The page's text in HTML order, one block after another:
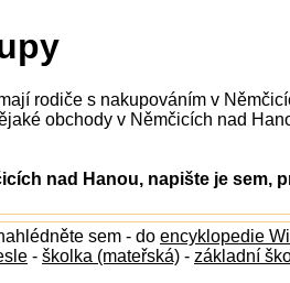
rodiče s nakupováním v
obchody v Němčicích nad
nad Hanou, napište je sem,
sem - do encyklopedie
- školka (mateřská) - základní